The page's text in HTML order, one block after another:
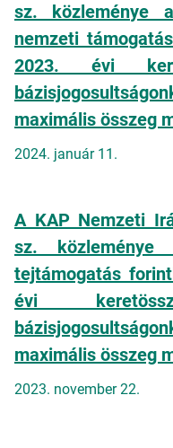
sz. közleménye
nemzeti
2023. évi
maximális összeg
2024. január 11.
A KAP Nemzeti
sz.
tejtámogatás
évi
maximális összeg
2023. november 22.